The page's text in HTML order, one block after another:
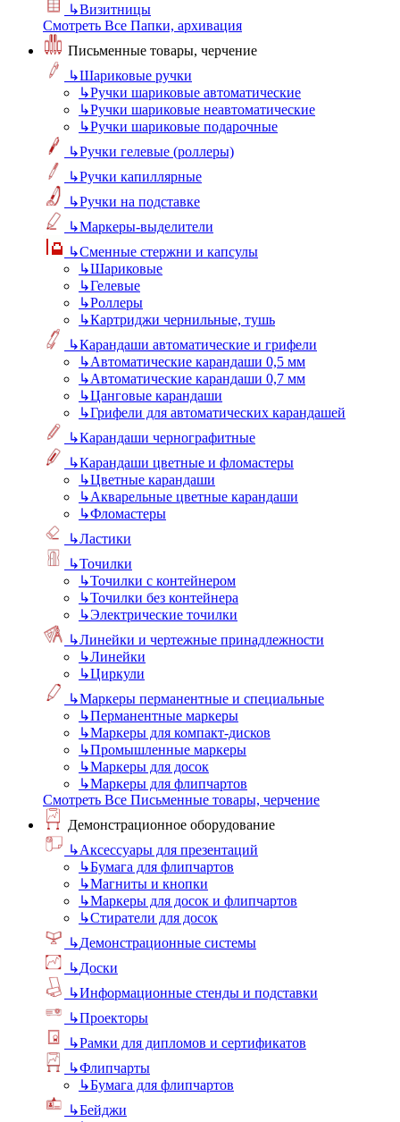
↳Визитницы
Смотреть Все Папки, архивация
Письменные товары, черчение
↳Шариковые ручки
↳Ручки шариковые автоматические
↳Ручки шариковые неавтоматические
↳Ручки шариковые подарочные
↳Ручки гелевые (роллеры)
↳Ручки капиллярные
↳Ручки на подставке
↳Маркеры-выделители
↳Сменные стержни и капсулы
↳Шариковые
↳Гелевые
↳Роллеры
↳Картриджи чернильные, тушь
↳Карандаши автоматические и грифели
↳Автоматические карандаши 0,5 мм
↳Автоматические карандаши 0,7 мм
↳Цанговые карандаши
↳Грифели для автоматических карандашей
↳Карандаши чернографитные
↳Карандаши цветные и фломастеры
↳Цветные карандаши
↳Акварельные цветные карандаши
↳Фломастеры
↳Ластики
↳Точилки
↳Точилки с контейнером
↳Точилки без контейнера
↳Электрические точилки
↳Линейки и чертежные принадлежности
↳Линейки
↳Циркули
↳Маркеры перманентные и специальные
↳Перманентные маркеры
↳Маркеры для компакт-дисков
↳Промышленные маркеры
↳Маркеры для досок
↳Маркеры для флипчартов
Смотреть Все Письменные товары, черчение
Демонстрационное оборудование
↳Аксессуары для презентаций
↳Бумага для флипчартов
↳Магниты и кнопки
↳Маркеры для досок и флипчартов
↳Стиратели для досок
↳Демонстрационные системы
↳Доски
↳Информационные стенды и подставки
↳Проекторы
↳Рамки для дипломов и сертификатов
↳Флипчарты
↳Бумага для флипчартов
↳Бейджи